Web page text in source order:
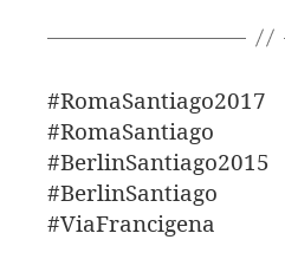
#RomaSantiago2017
#RomaSantiago
#BerlinSantiago2015
#BerlinSantiago
#ViaFrancigena